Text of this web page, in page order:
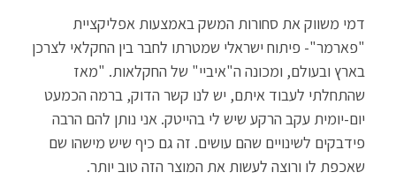
דמי משווק את סחורות המשק באמצעות אפליקציית
"פארמר"- פיתוח ישראלי שמטרתו לחבר בין החקלאי לצרכן
בארץ ובעולם, ומכונה ה"איביי" של החקלאות. "מאז
שהתחלתי לעבוד איתם, יש לנו קשר הדוק, ברמה הכמעט
יום-יומית עקב הרקע שיש לי בהייטק. אני נותן להם הרבה
פידבקים לשינויים שהם עושים. זה גם כיף שיש מישהו שם
שאכפת לו ורוצה לעשות את המוצר הזה טוב יותר.